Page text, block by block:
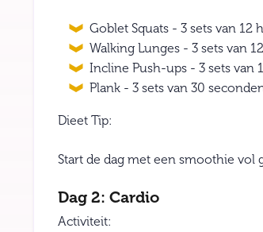
Goblet Squats - 3 sets van 12
Walking Lunges - 3 sets van
Incline Push-ups - 3 sets van
Plank - 3 sets van 30
Dieet Tip:
Start de dag met een smoothie vol
Dag 2: Cardio
Activiteit: